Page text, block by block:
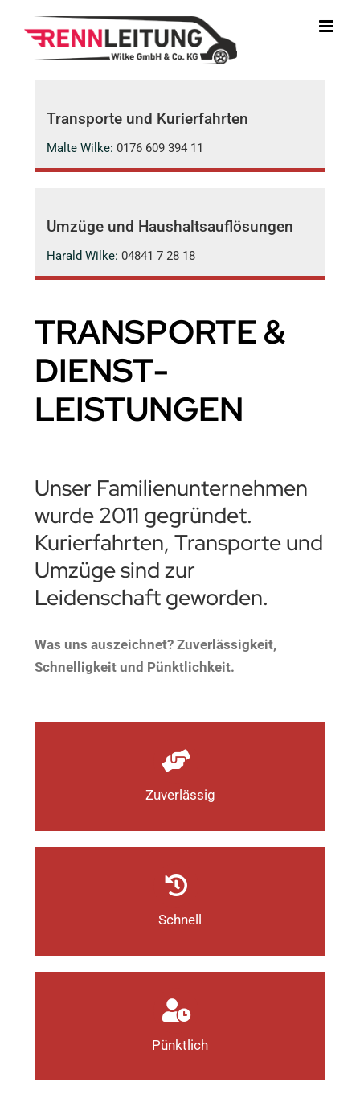
Inhalt
springen
Transporte und Kurierfahrten
Malte Wilke: 0176 609 394 11
Umzüge und Haushaltsauflösungen
Harald Wilke: 04841 7 28 18
TRANSPORTE &
DIENST­
LEISTUNGEN
Unser Familienunternehmen
wurde 2011 gegründet.
Kurierfahrten, Transporte und
Umzüge sind zur
Leidenschaft geworden.
Was uns auszeichnet? Zuverlässigkeit,
Schnelligkeit und Pünktlichkeit.
Zuverlässig
Schnell
Pünktlich